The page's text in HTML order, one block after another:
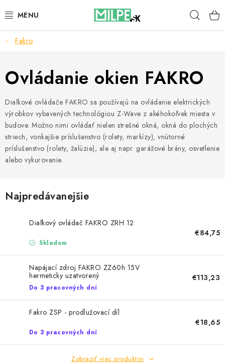
na
STREŠNÉ OKNÁ
PODKROVNÉ SCHODY
STAVBA
BLOG
Reklamace a vrácení zboží
Zásady používania súborov cookie
Mapa webu Milpe.sk
Fakro
Ovládanie okien FAKRO
Diaľkové ovládače FAKRO sa používajú na ovládanie elektrických
výrobkov vybavených technológiou Z-Wave z akéhokoľvek miesta v
budove. Možno nimi ovládať nielen strešné okná, okná do plochých
striech, vonkajšie príslušenstvo (rolety, markízy), vnútorné
príslušenstvo (rolety, žalúzie), ale aj napr. garážové brány, osvetlenie
alebo vykurovanie.
Najpredávanejšie
Diaľkový ovládač FAKRO ZRH 12
Skladom
€84,75
Napájací zdroj FAKRO ZZ60h 15V
hermeticky uzatvorený
Do 3 pracovných dní
€113,23
Fakro ZSP - prodlužovací díl
Do 3 pracovných dní
€18,65
Zobraziť viac produktov